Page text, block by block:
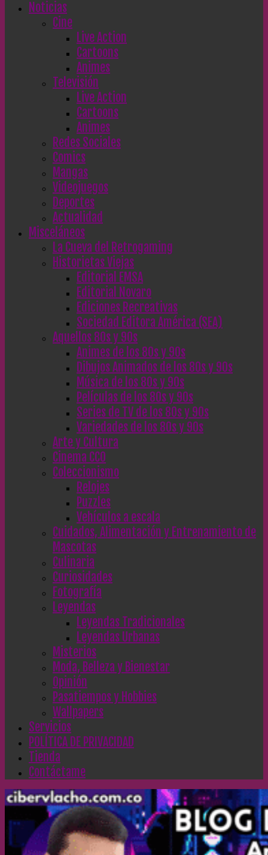
Noticias
Cine
Live Action
Cartoons
Animes
Televisión
Live Action
Cartoons
Animes
Redes Sociales
Comics
Mangas
Videojuegos
Deportes
Actualidad
Misceláneos
La Cueva del Retrogaming
Historietas Viejas
Editorial EMSA
Editorial Novaro
Ediciones Recreativas
Sociedad Editora América (SEA)
Aquellos 80s y 90s
Animes de los 80s y 90s
Dibujos Animados de los 80s y 90s
Música de los 80s y 90s
Películas de los 80s y 90s
Series de TV de los 80s y 90s
Variedades de los 80s y 90s
Arte y Cultura
Cinema CC0
Coleccionismo
Relojes
Puzzles
Vehículos a escala
Cuidados, Alimentación y Entrenamiento de
Mascotas
Culinaria
Curiosidades
Fotografía
Leyendas
Leyendas Tradicionales
Leyendas Urbanas
Misterios
Moda, Belleza y Bienestar
Opinión
Pasatiempos y Hobbies
Wallpapers
Servicios
POLÍTICA DE PRIVACIDAD
Tienda
Contáctame